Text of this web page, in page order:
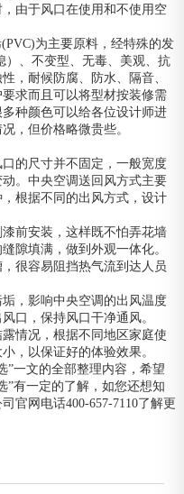
由于风口在使用和不使用空
为主要原料，经特殊的发
）、不变型、无毒、美观、抗
，耐候防腐、防水、隔音、
求而且可以将型材按装修需
种颜色可以给各位设计师进
，但价格略微贵些。
的尺寸并不固定，一般宽度
。中央空调送回风方式主要
根据不同的出风方式，设计
前安装，这样既不怕弄花墙
隙填满，做到外观一体化。
很容易阻挡热气流到达人员
，影响中央空调的出风温度
口，保持风口干净通风。
情况，根据不同地区家庭使
，以保证好的体验效果。
”一文的全部整理内容，希望
”有一定的了解，如您还想知
官网电话400-657-7110了解更